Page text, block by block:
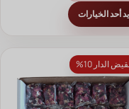
أحد الخيارات
الدار 10%